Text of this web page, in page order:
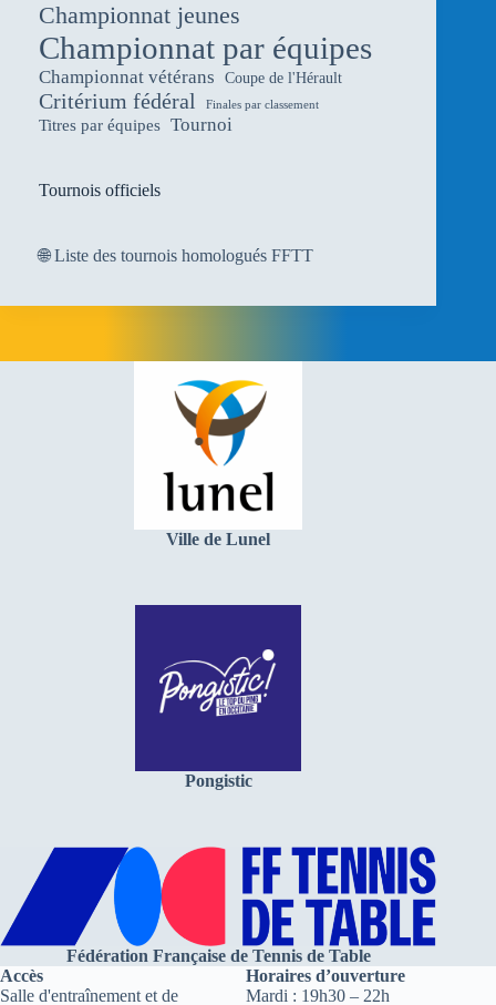
Championnat jeunes
Championnat par équipes
Championnat vétérans Coupe de l'Hérault
Critérium fédéral Finales par classement
Titres par équipes Tournoi
Tournois officiels
🌐Liste des tournois homologués FFTT
Ville de Lunel
Pongistic
Fédération Française de Tennis de Table
Accès
Salle d'entraînement et de
Horaires d’ouverture
Mardi : 19h30 – 22h